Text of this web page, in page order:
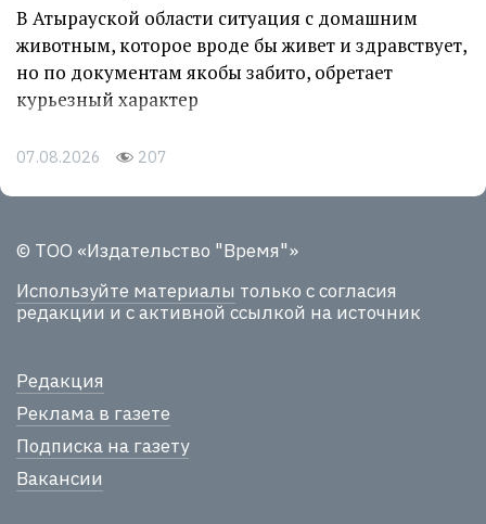
В Атырауской области ситуация с домашним
животным, которое вроде бы живет и здравствует,
но по документам якобы забито, обретает
курьезный характер
07.08.2026 207
© ТОО «Издательство "Время"»
Используйте материалы только с согласия
редакции и с активной ссылкой на источник
Редакция
Реклама в газете
Подписка на газету
Вакансии